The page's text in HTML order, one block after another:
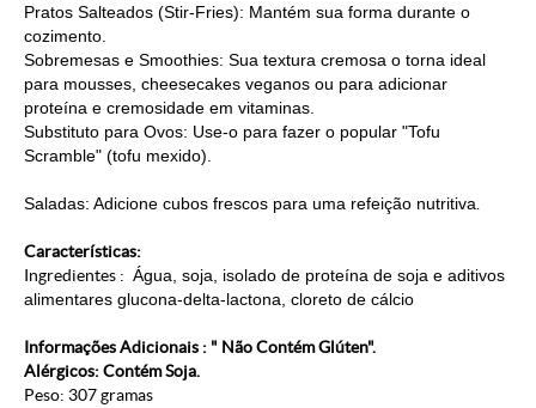
Pratos Salteados (Stir-Fries): Mantém sua forma durante o
cozimento.
Sobremesas e Smoothies: Sua textura cremosa o torna ideal
para mousses, cheesecakes veganos ou para adicionar
proteína e cremosidade em vitaminas.
Substituto para Ovos: Use-o para fazer o popular "Tofu
Scramble" (tofu mexido).
Saladas: Adicione cubos frescos para uma refeição nutritiva
Características:
Ingredientes : Água, soja, isolado de proteína de soja e aditivos
alimentares glucona-delta-lactona, cloreto de cálcio
Informações Adicionais : " Não Contém Glúten".
Alérgicos: Contém Soja.
Peso: 307 gramas